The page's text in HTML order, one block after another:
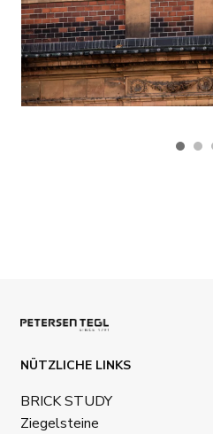
NÜTZLICHE LINKS
BRICK STUDY
Ziegelsteine